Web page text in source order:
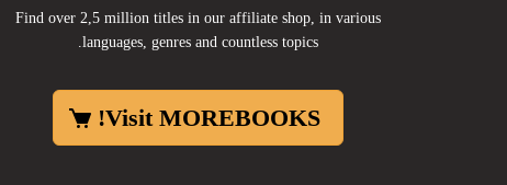
Find over 2,5 million titles in our affiliate shop, in various
languages, genres and countless topics.
Visit MOREBOOKS!